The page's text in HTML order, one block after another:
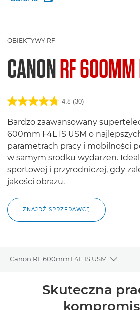
OBIEKTYWY RF
CANONRF 600MM
4.8 (30)
Bardzo zaawansowany
600mm F4L IS USM o
parametrach pracy i mobilności
w samym środku wydarzeń.
sportowej i przyrodniczej, gdy
jakości obrazu.
ZNAJDŹ SPRZEDAWCĘ
Canon RF 600mm F4L IS USM
Toggle
WprowadzenieSkuteczna